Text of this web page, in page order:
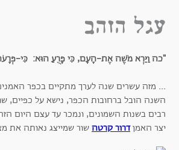
עגל הזהב
"כה וַיַּרְא מֹשֶׁה אֶת-הָעָם, כִּי פָרֻעַ הוּא: כִּי-
... מזה עשרים שנה לערך מתקיים בכפר
השנה הובל ברחובות הכפר, נישא על כפיים,
רבים בשנות השמונים, ונמכר עד עצם היום
יצר האמןדרור קרטה שור שמייצג נאותה את